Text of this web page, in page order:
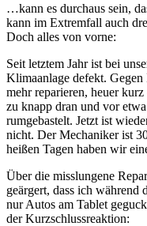
…kann es durchaus sein,
kann im Extremfall auch
Doch alles von vorne:
Seit letztem Jahr ist bei
Klimaanlage defekt.
mehr reparieren, heuer
zu knapp dran und vor
rumgebastelt. Jetzt ist
nicht. Der Mechaniker ist
heißen Tagen haben wir
Über die misslungene
geärgert, dass ich während
nur Autos am Tablet
der Kurzschlussreaktion: